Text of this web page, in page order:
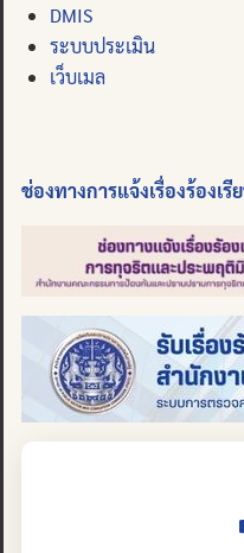
DMIS
ระบบประเมิน
เว็บเมล
ช่องทางการแจ้งเรื่องร้องเรี